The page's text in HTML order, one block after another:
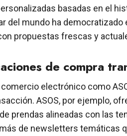
basadas en el
del mundo ha
propuestas frescas y
de compra
electrónico como
ASOS, por ejemplo,
prendas alineadas con las
de newsletters temáticas